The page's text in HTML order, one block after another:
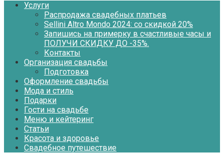
Услуги
Распродажа свадебных платьев
Sellini Altro Mondo 2024: со скидкой 20%
Запишись на примерку в счастливые часы и
ПОЛУЧИ СКИДКУ ДО -35%.
Контакты
Организация свадьбы
Подготовка
Оформление свадьбы
Мода и стиль
Подарки
Гости на свадьбе
Меню и кейтеринг
Статьи
Красота и здоровье
Свадебное путешествие